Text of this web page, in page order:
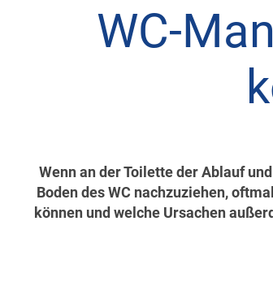
WC-
Wenn an der Toilette der Ablauf
Boden des WC nachzuziehen,
können und welche Ursachen